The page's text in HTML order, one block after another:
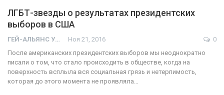
ЛГБТ-звезды о результатах президентских
выборов в США
ГЕЙ-АЛЬЯНС УКРАИНА Ноя 21, 2016
0
После американских президентских выборов мы неоднократно
писали о том, что стало происходить в обществе, когда на
поверхность всплыла вся социальная грязь и нетерпимость,
которая до этого момента не проявляла…